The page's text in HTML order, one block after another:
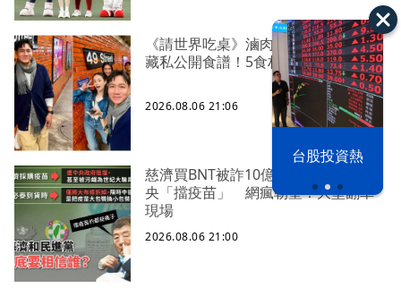
以色列 穹頂
之下
野球魂 鏡訪
台將
《請世界吃桌》滷肉爆紅 陳隨意不
藏私公開食譜！5食材滷出一鍋香
2026.08.06 21:06
慈濟買BNT被詐10億！藍營當年嗆中
央「擋疫苗」 網瘋朝聖：大型翻車
現場
2026.08.06 21:00